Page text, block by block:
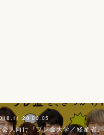
00:05
会人向け『プレ金大学／経産省